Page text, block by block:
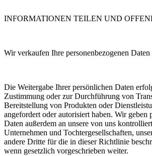
INFORMATIONEN TEILEN UND
Wir verkaufen Ihre personenbezogenen Daten
Die Weitergabe Ihrer persönlichen Daten
Zustimmung oder zur Durchführung von
Bereitstellung von Produkten oder
angefordert oder autorisiert haben. Wir geben
Daten außerdem an unsere von uns
Unternehmen und Tochtergesellschaften,
andere Dritte für die in dieser Richtlinie
wenn gesetzlich vorgeschrieben weiter.